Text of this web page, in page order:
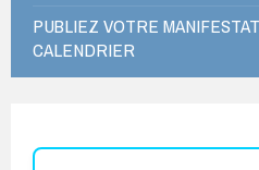
PUBLIEZ VOTRE
CALENDRIER